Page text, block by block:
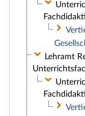
Lehramt